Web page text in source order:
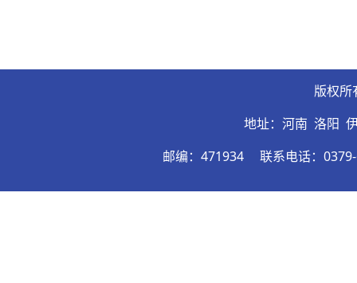
版权所
地址：河南 洛阳
邮编：471934
联系电话：